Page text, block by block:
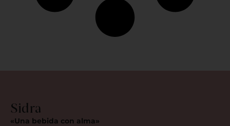
Sidra
«Una bebida con alma»